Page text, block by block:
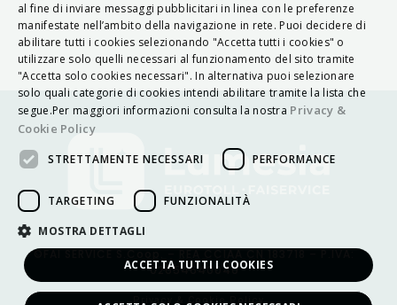
©FAI SERVICE S.Coop. – REA CCIAA CN 183718 – P.IVA:
02654640040
FRENCH
HUNGARIAN
DEUTSCH
POLSKI
PORTUGUÊS
al fine di inviare messaggi pubblicitari in linea con le preferenze
manifestate nell’ambito della navigazione in rete. Puoi decidere di
abilitare tutti i cookies selezionando "Accetta tutti i cookies" o
utilizzare solo quelli necessari al funzionamento del sito tramite
"Accetta solo cookies necessari". In alternativa puoi selezionare
solo quali categorie di cookies intendi abilitare tramite la lista che
segue.Per maggiori informazioni consulta la nostra Privacy &
Cookie Policy
STRETTAMENTE NECESSARI PERFORMANCE
TARGETING FUNZIONALITÀ
MOSTRA DETTAGLI
ACCETTA TUTTI I COOKIES